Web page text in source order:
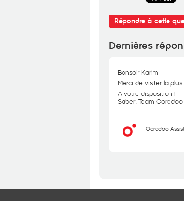
Répondre à cette
Dernières
Bonsoir Karim
Merci de visiter la
A votre disposition !
Saber, Team
Ooredoo